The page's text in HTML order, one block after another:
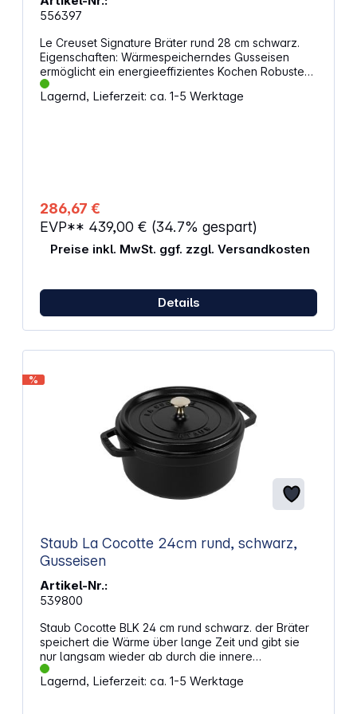
556397
Le Creuset Signature Bräter rund 28 cm schwarz.
Eigenschaften: Wärmespeicherndes Gusseisen
ermöglicht ein energieeffizientes Kochen Robustes,
hochwertiges Emaille im Inneren des Bräters
Einfache Reinigung Breite Griffe für simple und
Lagernd, Lieferzeit: ca. 1-5 Werktage
286,67 €
EVP** 439,00 € (34.7% gespart)
Preise inkl. MwSt. ggf. zzgl. Versandkosten
Details
%
Staub La Cocotte 24cm rund, schwarz,
Gusseisen
Artikel-Nr.:
539800
Staub Cocotte BLK 24 cm rund schwarz. der Bräter
speichert die Wärme über lange Zeit und gibt sie
nur langsam wieder ab durch die innere
Emaillebeschichtung wird dieser Effekt verstärkt und
der Eigengeschmack von Speisen wird intensiviert
Lagernd, Lieferzeit: ca. 1-5 Werktage